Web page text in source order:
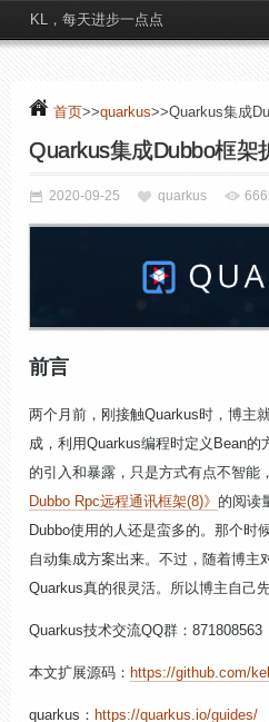
KL，每天进步一点点
首页>>quarkus>>Quarkus集成
Quarkus集成Dubbo框架
2020-09-25 quarkus
前言
两个月前，刚接触Quarkus时，博主
成，利用Quarkus编程时定义Bean的
的引入和暴露，只是方式有点不智能
Dubbo Rpc远程通讯框架(8)》 的阅读
Dubbo使用的人还是蛮多的。那个时
自动集成方案出来。不过，随着博主
Quarkus真的很灵活。所以博主自己
Quarkus技术交流QQ群：871808563
本文扩展源码： https://github.com/
quarkus： https://quarkus.io/guides/